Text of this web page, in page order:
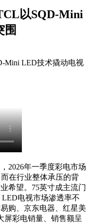
以SQD-Mini
围
2026年一季度彩电市场
在行业整体承压的背
希望。75英寸成主流门
电视市场渗透率不
购、京东电器、红星美
屏彩电销量、销售额呈